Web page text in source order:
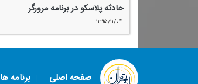
حادثه پلاسكو در برنامه مرورگر
۱۳۹۵/۱۱/۰۴
صفحه اصلی برنامه ها